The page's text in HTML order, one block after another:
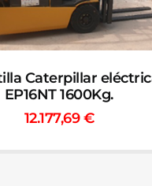
Caterpillar
EP16NT 1600Kg.
12.177,69€